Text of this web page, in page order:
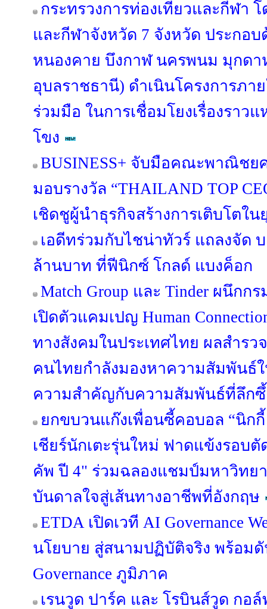
กระทรวงการท่องเที่ยวและกีฬา
และกีฬาจังหวัด 7 จังหวัด ประกอบ
หนองคาย บึงกาฬ นครพนม มุกดา
อุบลราชธานี) ดำเนินโครงการภ
ร่วมมือ ในการเชื่อมโยงเรื่องราว
โขง
BUSINESS+ จับมือคณะพาณิชย
มอบรางวัล “THAILAND TOP
เชิดชูผู้นำธุรกิจสร้างการเติบโตใน
เอดีทร่วมกับไชน่าทัวร์ แถลงจัด
ล้านบาท ที่ฟีนิกซ์ โกลด์ แบงค็อก
Match Group และ Tinder ผนึก
เปิดตัวแคมเปญ Human
ทางสังคมในประเทศไทย ผลสำรว
คนไทยกำลังมองหาความสัมพันธ์
ความสำคัญกับความสัมพันธ์ที่ลึก
ยกขบวนแก๊งเพื่อนซี้คอบอล “นิกกี้
เชียร์นักเตะรุ่นใหม่ ฟาดแข้งรอบ
คัพ ปี 4" ร่วมฉลองแชมป์มหาวิทย
บันดาลใจสู่เส้นทางอาชีพที่อังกฤษ
ETDA เปิดเวที AI Governance
นโยบาย สู่สนามปฏิบัติจริง พร้อม
Governance ภูมิภาค
เรนวูด ปาร์ค และ โรบินส์วูด กอ